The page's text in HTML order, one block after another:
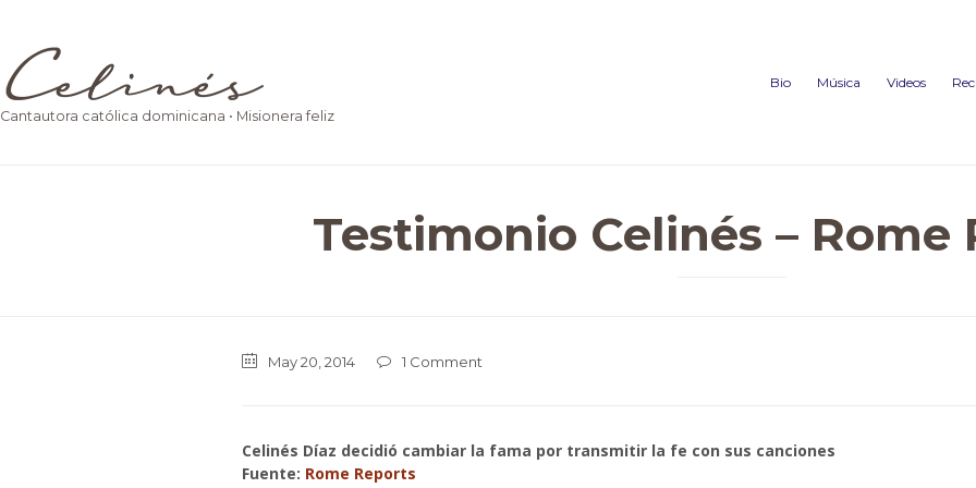
Cantautora católica dominicana • Misionera feliz
Bio Música Videos
Testimonio Celinés – Rome
May 20, 2014  1 Comment
Celinés Díaz decidió cambiar la fama por transmitir la fe con sus canciones
Fuente: Rome Reports